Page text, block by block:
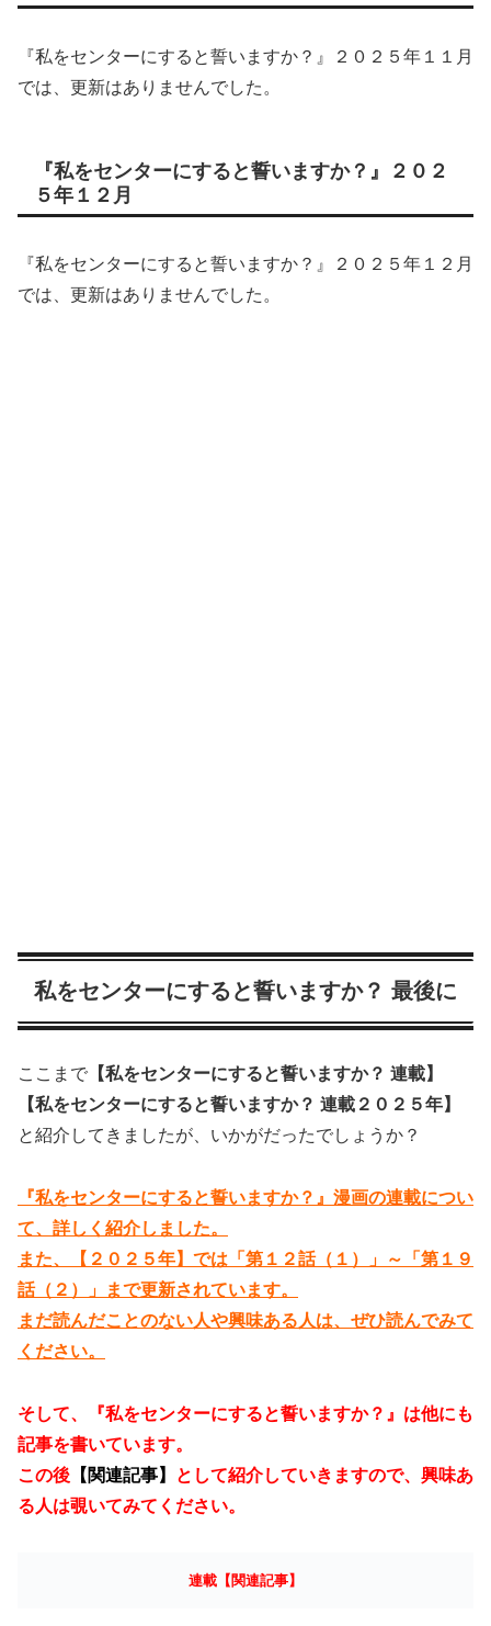
『私をセンターにすると誓いますか？』２０２５年１１月
では、更新はありませんでした。
『私をセンターにすると誓いますか？』２０２
５年１２月
『私をセンターにすると誓いますか？』２０２５年１２月
では、更新はありませんでした。
私をセンターにすると誓いますか？ 最後に
ここまで 【私をセンターにすると誓いますか？ 連載】
【私をセンターにすると誓いますか？ 連載２０２５年】
と紹介してきましたが、いかがだったでしょうか？
『私をセンターにすると誓いますか？』漫画の連載につい
て、詳しく紹介しました。
また、【２０２５年】では「第１２話（１）」～「第１９
話（２）」まで更新されています。
まだ読んだことのない人や興味ある人は、ぜひ読んでみて
ください。
そして、『私をセンターにすると誓いますか？』は他にも
記事を書いています。
この後 【関連記事】
として紹介していきますので、興味あ
る人は覗いてみてください。
連載【関連記事】